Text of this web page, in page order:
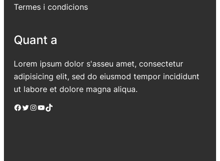
Termes i condicions
Quant a
Lorem ipsum dolor s'asseu amet, consectetur
adipisicing elit, sed do eiusmod tempor incididunt
ut labore et dolore magna aliqua.
Facebook Twitter Instagram YouTube TikTok